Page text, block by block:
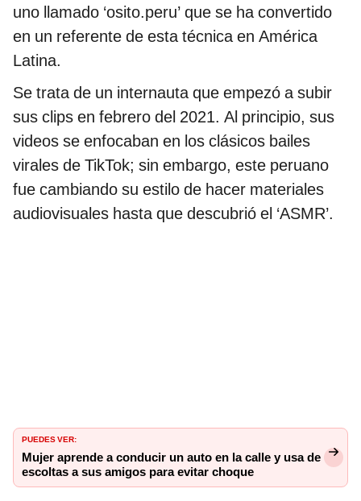
uno llamado ‘osito.peru’ que se ha convertido
en un referente de esta técnica en América
Latina.
Se trata de un internauta que empezó a subir
sus clips en febrero del 2021. Al principio, sus
videos se enfocaban en los clásicos bailes
virales de TikTok; sin embargo, este peruano
fue cambiando su estilo de hacer materiales
audiovisuales hasta que descubrió el ‘ASMR’.
PUEDES VER:
Mujer aprende a conducir un auto en la calle y usa de
escoltas a sus amigos para evitar choque